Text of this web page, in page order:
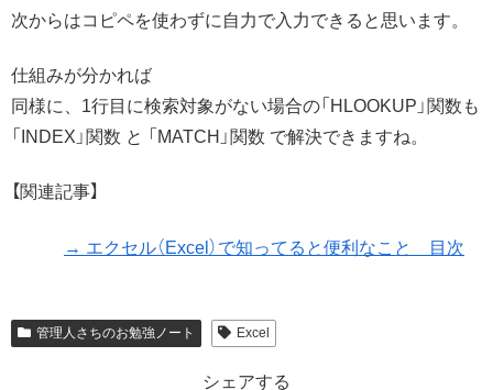
次からはコピペを使わずに自力で入力できると思います。
仕組みが分かれば
同様に、1行目に検索対象がない場合の「HLOOKUP」関数も
「INDEX」関数 と 「MATCH」関数 で解決できますね。
【関連記事】
→ エクセル（Excel）で知ってると便利なこと 目次
管理人さちのお勉強ノート Excel
シェアする